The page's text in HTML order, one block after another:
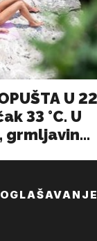
OGLAŠAVANJE